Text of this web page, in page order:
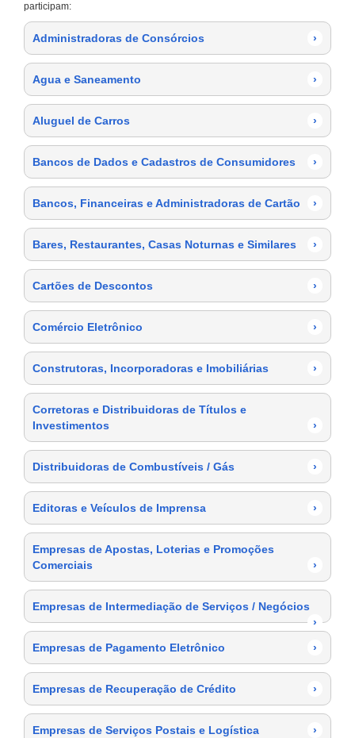
participam:
Administradoras de Consórcios ›
Agua e Saneamento ›
Aluguel de Carros ›
Bancos de Dados e Cadastros de Consumidores ›
Bancos, Financeiras e Administradoras de Cartão ›
Bares, Restaurantes, Casas Noturnas e Similares ›
Cartões de Descontos ›
Comércio Eletrônico ›
Construtoras, Incorporadoras e Imobiliárias ›
Corretoras e Distribuidoras de Títulos e
Investimentos
›
Distribuidoras de Combustíveis / Gás ›
Editoras e Veículos de Imprensa ›
Empresas de Apostas, Loterias e Promoções
Comerciais
›
Empresas de Intermediação de Serviços / Negócios
›
Empresas de Pagamento Eletrônico
›
Empresas de Recuperação de Crédito ›
Empresas de Serviços Postais e Logística ›